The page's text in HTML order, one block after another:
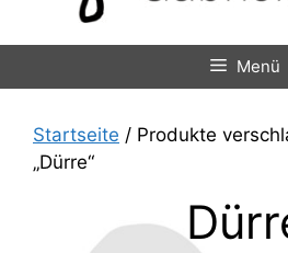
Menü
Startseite / Produkte
„Dürre“